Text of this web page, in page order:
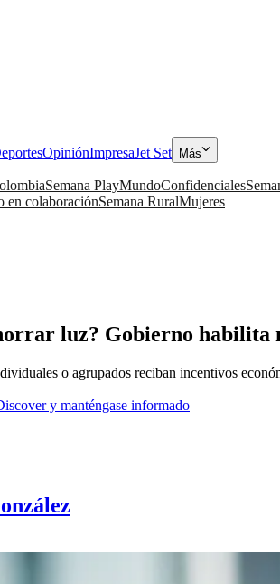
OpiniónImpresaJet Set Más
Semana PlayMundoConfidenciales
en colaboraciónSemana RuralMujeres
luz? Gobierno habilita
o agrupados reciban incentivos
y manténgase informado